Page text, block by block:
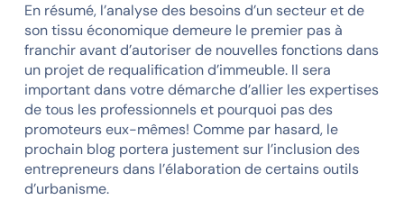
En résumé, l’analyse des besoins d’un secteur et de
son tissu économique demeure le premier pas à
franchir avant d’autoriser de nouvelles fonctions dans
un projet de requalification d’immeuble. Il sera
important dans votre démarche d’allier les expertises
de tous les professionnels et pourquoi pas des
promoteurs eux-mêmes! Comme par hasard, le
prochain blog portera justement sur l’inclusion des
entrepreneurs dans l’élaboration de certains outils
d’urbanisme.